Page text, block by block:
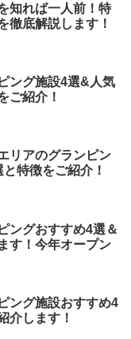
知れば一人前！特
徹底解説します！
ング施設4選&人気
ご紹介！
リアのグランピン
特徴をご紹介！
ングおすすめ4選＆
す！今年オープン
ング施設おすすめ4
介します！